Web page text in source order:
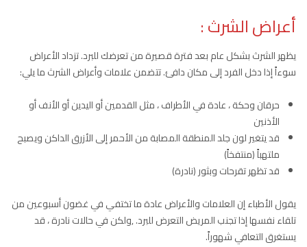
أعراض الشرث :
يظهر الشرث بشكل عام بعد فترة قصيرة من تعرضك للبرد. تزداد الأعراض
سوءاً إذا دخل الفرد إلى مكان دافئ. تتضمن علامات وأعراض الشرث ما يلي:
حرقان وحكة ، عادة في الأطراف ، مثل القدمين أو اليدين أو الأنف أو
الأذنين
قد يتغير لون جلد المنطقة المصابة من الأحمر إلى الأزرق الداكن ويصبح
ملتهباً (منتفخاً)
قد تظهر تقرحات وبثور (نادرة)
يقول الأطباء إن العلامات والأعراض عادة ما تختفي في غضون أسبوعين من
تلقاء نفسها إذا تجنب المريض التعرض للبرد. ,ولكن في حالات نادرة ، قد
يستغرق التعافي شهوراً.